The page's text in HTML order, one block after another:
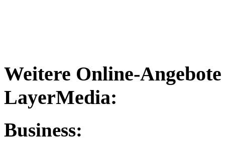
Weitere Online-Angebote
LayerMedia:
Business: